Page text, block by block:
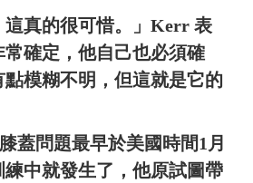
這真的很可惜。」Kerr 表
確定，他自己也必須確
模糊不明，但這就是它的
蓋問題最早於美國時間1月
中就發生了，他原試圖帶